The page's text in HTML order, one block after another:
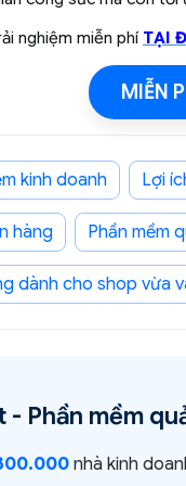
nghiệm miễn phí TẠI
MIỄN
kinh doanh lợi
hàng phần mềm
dành cho shop vừa
- Phần mềm
nhà kinh